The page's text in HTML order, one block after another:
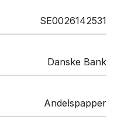
SE0026142531
Danske Bank
Andelspapper